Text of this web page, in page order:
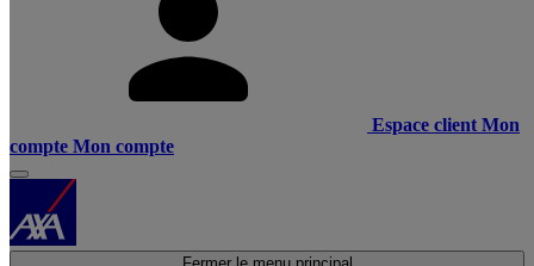
Espace client Mon
compte Mon compte